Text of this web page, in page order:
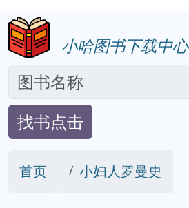
小哈图书下载中心
找书点击
首页 小妇人罗曼史